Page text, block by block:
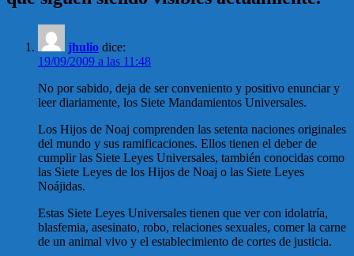
jhulio dice:
19/09/2009 a las 11:48
No por sabido, deja de ser conveniento y positivo enunciar y
leer diariamente, los Siete Mandamientos Universales.
Los Hijos de Noaj comprenden las setenta naciones originales
del mundo y sus ramificaciones. Ellos tienen el deber de
cumplir las Siete Leyes Universales, también conocidas como
las Siete Leyes de los Hijos de Noaj o las Siete Leyes
Noájidas.
Estas Siete Leyes Universales tienen que ver con idolatría,
blasfemia, asesinato, robo, relaciones sexuales, comer la carne
de un animal vivo y el establecimiento de cortes de justicia.